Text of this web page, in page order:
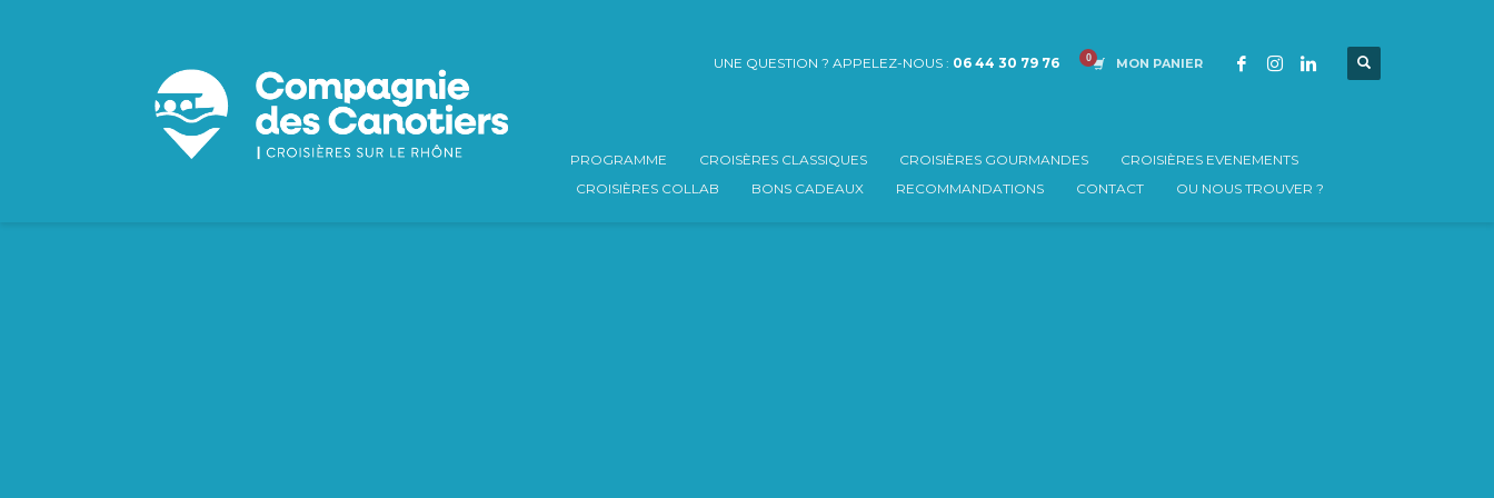
UNE QUESTION ? APPELEZ-NOUS : 06 44 30 79 76 MON PANIER
PROGRAMME CROISÈRES CLASSIQUES CROISIÈRES GOURMANDES
CROISIÈRES EVENEMENTS
CROISIÈRES COLLAB
BONS CADEAUX RECOMMANDATIONS CONTACT OU NOUS TROUVER ?